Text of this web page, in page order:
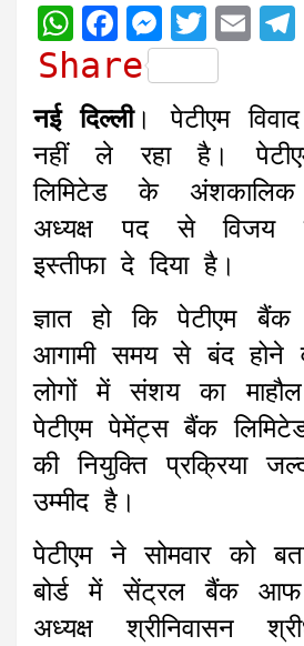
W
h
a
t
s
A
p
p
F
a
c
e
o
o
k
M
e
s
s
e
g
e
r
T
w
i
t
t
e
r
E
a
i
l
e
r
Share
नई दिल्ली। पेटीएम
नहीं ले रहा है।
लिमिटेड के अंशकालिक
अध्यक्ष पद से विजय
इस्तीफा दे दिया है।
ज्ञात हो कि पेटीएम
आगामी समय से बंद होने
लोगों में संशय का
पेटीएम पेमेंट्स बैंक
की नियुक्ति प्रक्रिया
उम्मीद है।
पेटीएम ने सोमवार को
बोर्ड में सेंट्रल बैंक आफ
अध्यक्ष श्रीनिवासन